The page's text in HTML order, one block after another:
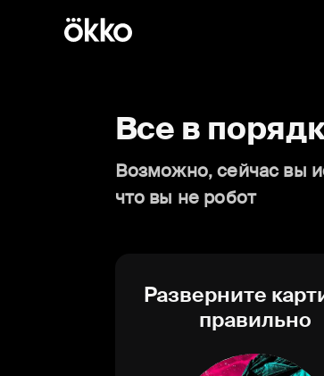
Все в
Возможно, сейчас вы
что вы не робот
Разверните
правильно